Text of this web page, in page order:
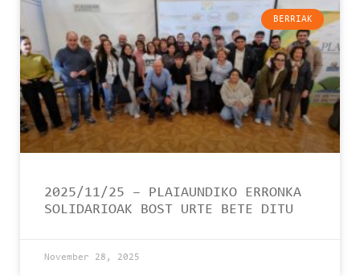
BERRIAK
2025/11/25 – PLAIAUNDIKO ERRONKA
SOLIDARIOAK BOST URTE BETE DITU
November 28, 2025